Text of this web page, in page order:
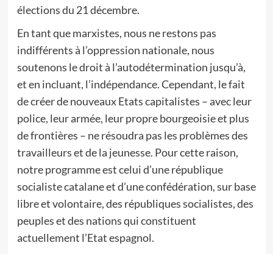
élections du 21 décembre.
En tant que marxistes, nous ne restons pas
indifférents à l’oppression nationale, nous
soutenons le droit à l’autodétermination jusqu’à,
et en incluant, l’indépendance. Cependant, le fait
de créer de nouveaux Etats capitalistes – avec leur
police, leur armée, leur propre bourgeoisie et plus
de frontières – ne résoudra pas les problèmes des
travailleurs et de la jeunesse. Pour cette raison,
notre programme est celui d’une république
socialiste catalane et d’une confédération, sur base
libre et volontaire, des républiques socialistes, des
peuples et des nations qui constituent
actuellement l’Etat espagnol.